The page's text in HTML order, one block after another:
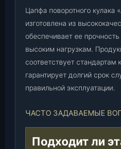
Цапфа поворотного кулака
изготовлена из
обеспечивает ее
высоким нагрузкам.
соответствует стандартам
гарантирует долгий срок
правильной эксплуатации.
ЧАСТО ЗАДАВАЕМЫЕ
Подходит ли